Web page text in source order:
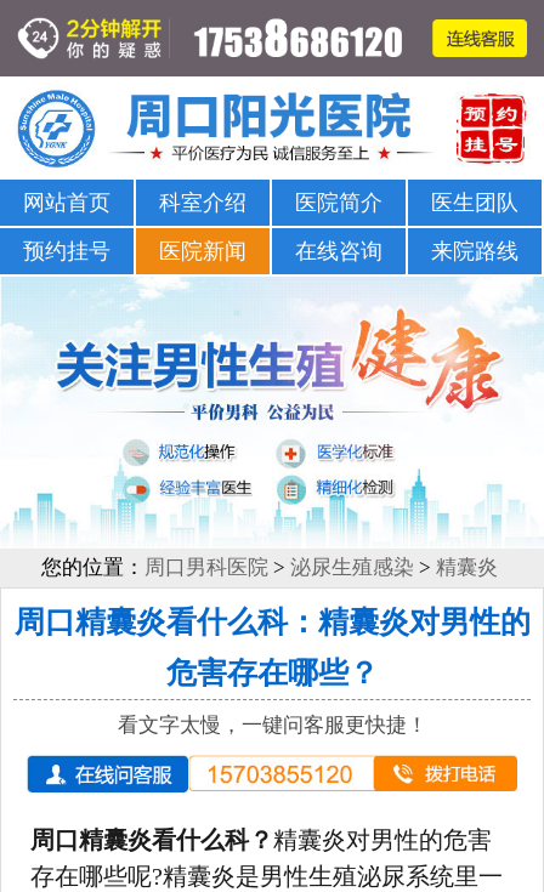
周口哪家医院可以看男科-正规男科-医院排名
网站首页 科室介绍 医院简介
医生团队
预约挂号
医院新闻 在线咨询 来院路线
您的位置： 周口男科医院> 泌尿生殖感染 > 精囊炎
周口精囊炎看什么科：精囊炎对男性的
危害存在哪些？
看文字太慢，一键问客服更快捷！
周口精囊炎看什么科？精囊炎对男性的危害
存在哪些呢?精囊炎是男性生殖泌尿系统里一